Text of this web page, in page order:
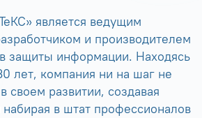
является ведущим
и производителем
защиты информации. Находясь
лет, компания ни на шаг не
своем развитии, создавая
в штат профессионалов